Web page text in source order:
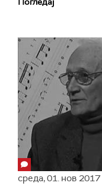
среда,01. нов 2017